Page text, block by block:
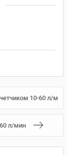
10-60 л/м
л/мин